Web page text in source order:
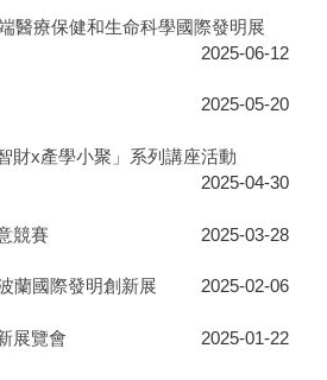
醫療保健和生命科學國際發明展
2025-06-12
2025-05-20
財x產學小聚」系列講座活動
2025-04-30
競賽 2025-03-28
蘭國際發明創新展 2025-02-06
展覽會 2025-01-22